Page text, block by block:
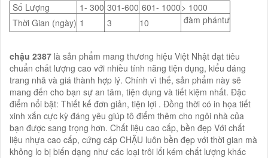
Số Lượng
1- 300 301-600 601- 1000> 1000
Thời Gian (ngày) 1 3 10 đàm phántư
chậu 2387 là sản phẩm mang thương hiệu Việt Nhật đạt tiêu
chuẩn chất lượng cao với nhiều tính năng tiện dụng, kiểu dáng
trang nhã và giá thành hợp lý. Chính vì thế, sản phẩm này sẽ
mang đến cho bạn sự an tâm, tiện dụng và tiết kiệm nhất. Đặc
điểm nổi bật: Thiết kế đơn giản, tiện lợi . Đồng thời có in họa tiết
xinh xắn cực kỳ đáng yêu giúp tô điểm thêm cho ngôi nhà của
bạn được sang trọng hơn. Chất liệu cao cấp, bền đẹp Với chất
liệu nhựa cao cấp, cứng cáp CHẬU luôn bền đẹp với thời gian mà
không lo bị biến dạng như các loại trôi lổi kém chất lượng khác